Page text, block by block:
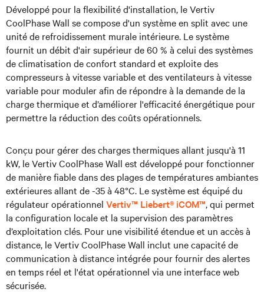
Développé pour la flexibilité d'installation, le Vertiv
CoolPhase Wall se compose d'un système en split avec une
unité de refroidissement murale intérieure. Le système
fournit un débit d'air supérieur de 60 % à celui des systèmes
de climatisation de confort standard et exploite des
compresseurs à vitesse variable et des ventilateurs à vitesse
variable pour moduler afin de répondre à la demande de la
charge thermique et d’améliorer l'efficacité énergétique pour
permettre la réduction des coûts opérationnels.
Conçu pour gérer des charges thermiques allant jusqu'à 11
kW, le Vertiv CoolPhase Wall est développé pour fonctionner
de manière fiable dans des plages de températures ambiantes
extérieures allant de -35 à 48°C. Le système est équipé du
régulateur opérationnel Vertiv™ Liebert® iCOM™, qui permet
la configuration locale et la supervision des paramètres
d’exploitation clés. Pour une visibilité étendue et un accès à
distance, le Vertiv CoolPhase Wall inclut une capacité de
communication à distance intégrée pour fournir des alertes
en temps réel et l'état opérationnel via une interface web
sécurisée.